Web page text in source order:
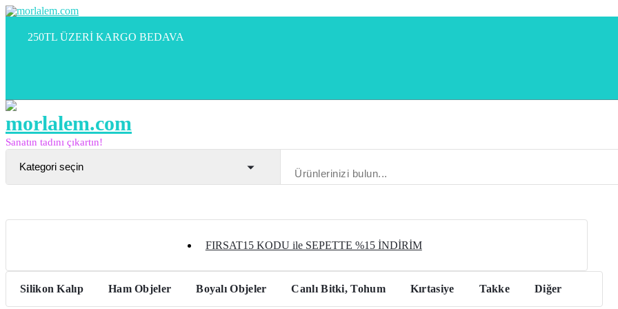
İçeriğe
250TL ÜZERİ KARGO BEDAVA
Sanatın tadını çıkartın!
FIRSAT15 KODU ile SEPETTE %15 İNDİRİM
Silikon Kalıp Ham Objeler Boyalı Objeler Canlı Bitki, Tohum Kırtasiye Takke Diğer